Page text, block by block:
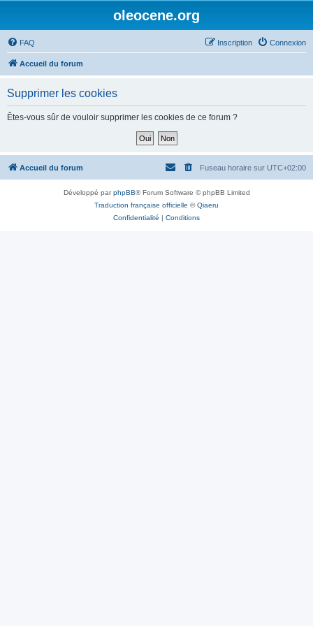
oleocene.org
FAQ Connexion
Inscription
Accueil du forum
Supprimer les cookies
Êtes-vous sûr de vouloir supprimer les cookies de ce forum ?
Accueil du forum Fuseau horaire sur UTC+02:00
Développé parphpBB® Forum Software © phpBB Limited
Traduction française officielle ©Qiaeru
Confidentialité | Conditions